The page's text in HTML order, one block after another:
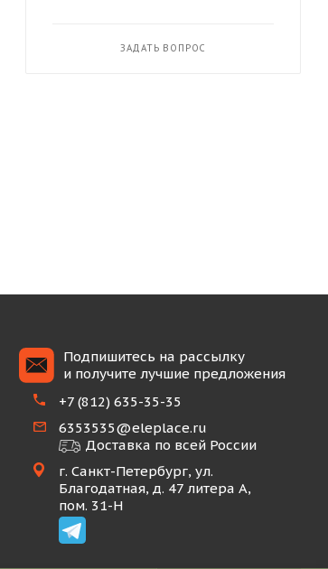
ЗАДАТЬ ВОПРОС
Подпишитесь на рассылку
и получите лучшие предложения
+7 (812) 635-35-35
6353535@eleplace.ru
Доставка по всей России
г. Санкт-Петербург, ул.
Благодатная, д. 47 литера А,
пом. 31-Н